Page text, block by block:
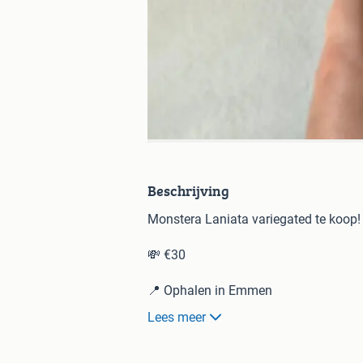
Beschrijving
Monstera Laniata variegated te
💸 €30
📍 Ophalen in Emmen
📦 Verzenden is ook mogelijk
• DHL NL vanaf €5,00
Lees meer